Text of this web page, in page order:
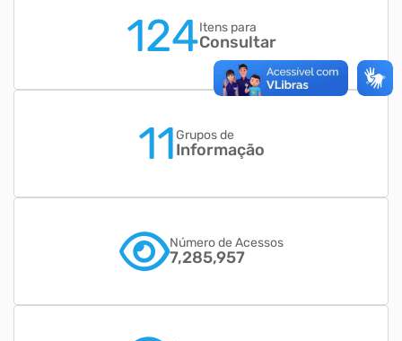
124Itens para
Consultar
11Grupos de
Informação
Número de Acessos
7,285,957